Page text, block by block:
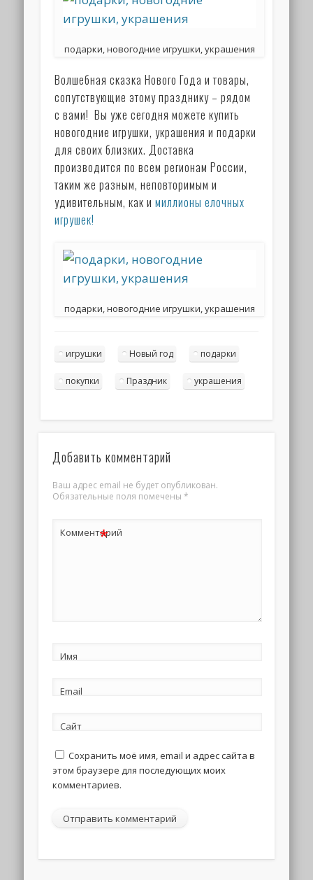
подарки, новогодние игрушки, украшения
Волшебная сказка Нового Года и товары,
сопутствующие этому празднику – рядом
с вами! Вы уже сегодня можете купить
новогодние игрушки, украшения и подарки
для своих близких. Доставка
производится по всем регионам России,
таким же разным, неповторимым и
удивительным, как и миллионы елочных
игрушек!
подарки, новогодние игрушки, украшения
игрушки Новый год подарки
покупки Праздник украшения
Добавить комментарий
Ваш адрес email не будет опубликован.
Обязательные поля помечены *
Комментарий
*
Имя
Email
Сайт
Сохранить моё имя, email и адрес сайта в
этом браузере для последующих моих
комментариев.